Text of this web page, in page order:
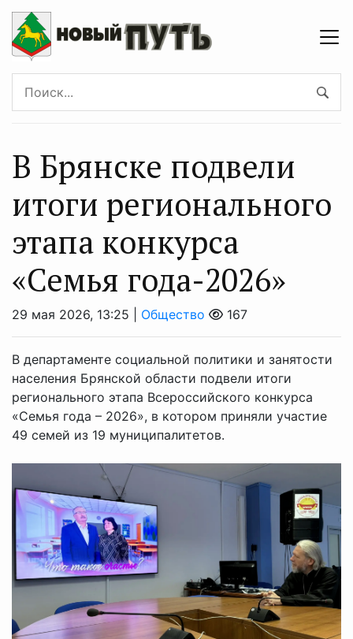
В Брянске подвели
итоги регионального
этапа конкурса
«Семья года-2026»
29 мая 2026, 13:25 | Общество 167
В департаменте социальной политики и занятости
населения Брянской области подвели итоги
регионального этапа Всероссийского конкурса
«Семья года – 2026», в котором приняли участие
49 семей из 19 муниципалитетов.